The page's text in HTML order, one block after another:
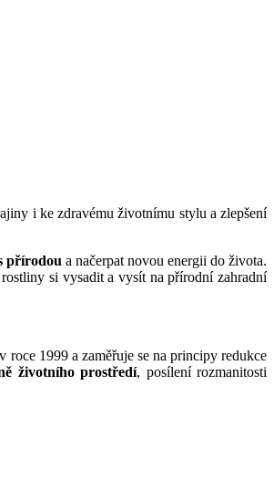
i ke zdravému životnímu stylu a zlepšení
přírodou a načerpat novou energii do života.
si vysadit a vysít na přírodní zahradní
1999 a zaměřuje se na principy redukce
životního prostředí, posílení rozmanitosti